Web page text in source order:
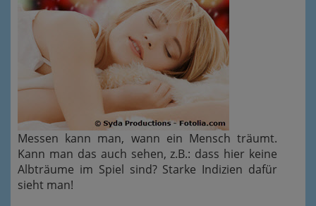
Messen kann man, wann ein Mensch träumt.
Kann man das auch sehen, z.B.: dass hier keine
Albträume im Spiel sind? Starke Indizien dafür
sieht man!